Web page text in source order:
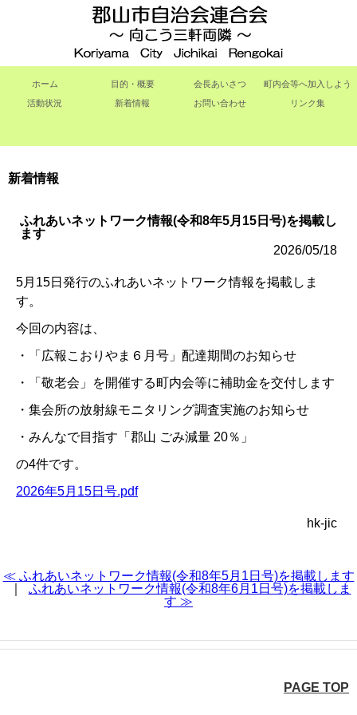
ホーム 目的・概要 会長あいさつ
町内会等へ加入しよう
活動状況
新着情報 お問い合わせ リンク集
新着情報
ふれあいネットワーク情報(令和8年5月15日号)を掲載し
ます
2026/05/18
5月15日発行のふれあいネットワーク情報を掲載しま
す。
今回の内容は、
・「広報こおりやま６月号」配達期間のお知らせ
・「敬老会」を開催する町内会等に補助金を交付します
・集会所の放射線モニタリング調査実施のお知らせ
・みんなで目指す「郡山 ごみ減量 20％」
の4件です。
2026年5月15日号.pdf
hk-jic
≪ ふれあいネットワーク情報(令和8年5月1日号)を掲載します
ふれあいネットワーク情報(令和8年6月1日号)を掲載しま
す ≫
PAGE TOP